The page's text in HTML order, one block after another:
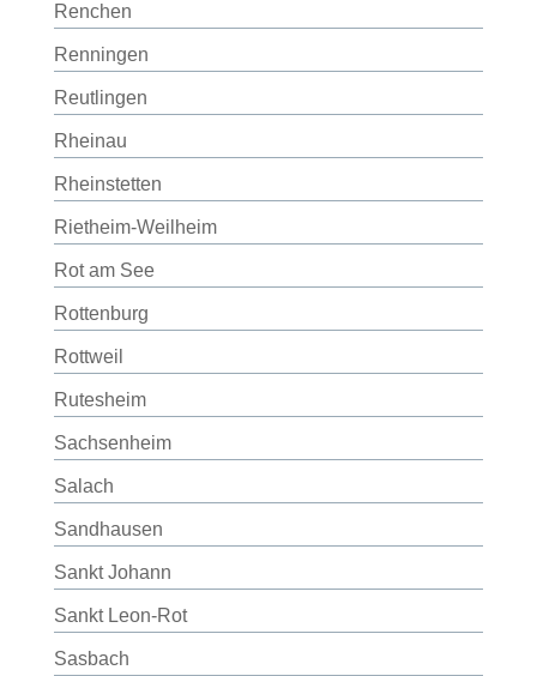
Renchen
Renningen
Reutlingen
Rheinau
Rheinstetten
Rietheim-Weilheim
Rot am See
Rottenburg
Rottweil
Rutesheim
Sachsenheim
Salach
Sandhausen
Sankt Johann
Sankt Leon-Rot
Sasbach